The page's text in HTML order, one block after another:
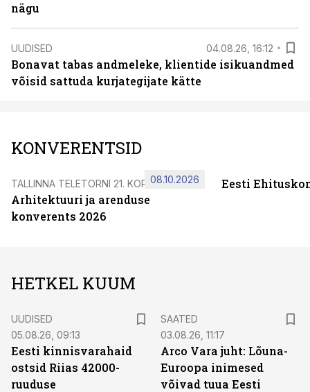
nägu
UUDISED 04.08.26, 16:12
Bonavat tabas andmeleke, klientide isikuandmed
võisid sattuda kurjategijate kätte
KONVERENTSID
TALLINNA TELETORNI 21. KORRUSEL
Arhitektuuri ja arenduse
konverents 2026
08.10.2026 Eesti
HETKEL KUUM
UUDISED
05.08.26, 09:13
Eesti kinnisvarahaid
ostsid Riias 42000-
ruuduse
SAATED
03.08.26, 11:17
Arco Vara juht: Lõuna-
Euroopa inimesed
võivad tuua Eesti